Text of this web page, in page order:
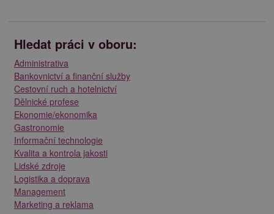
Hledat práci v oboru:
Administrativa
Bankovnictví a finanční služby
Cestovní ruch a hotelnictví
Dělnické profese
Ekonomie/ekonomika
Gastronomie
Informační technologie
Kvalita a kontrola jakosti
Lidské zdroje
Logistika a doprava
Management
Marketing a reklama